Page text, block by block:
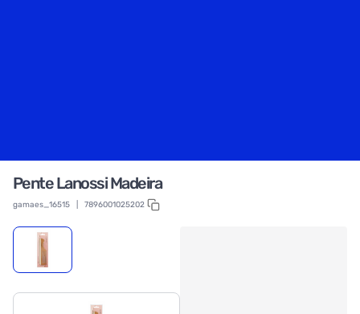
Pente Lanossi Madeira
gamaes_16515 7896001025202